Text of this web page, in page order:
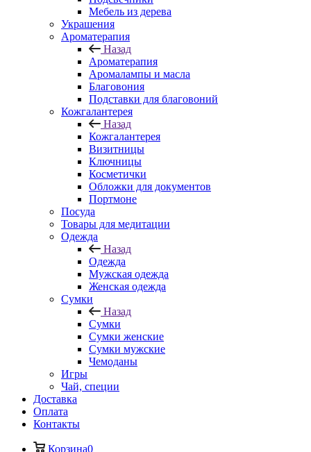
Мебель из дерева
Украшения
Ароматерапия
Назад
Ароматерапия
Аромалампы и масла
Благовония
Подставки для благовоний
Кожгалантерея
Назад
Кожгалантерея
Визитницы
Ключницы
Косметички
Обложки для документов
Портмоне
Посуда
Товары для медитации
Одежда
Назад
Одежда
Мужская одежда
Женская одежда
Сумки
Назад
Сумки
Сумки женские
Сумки мужские
Чемоданы
Игры
Чай, специи
Доставка
Оплата
Контакты
Корзина0